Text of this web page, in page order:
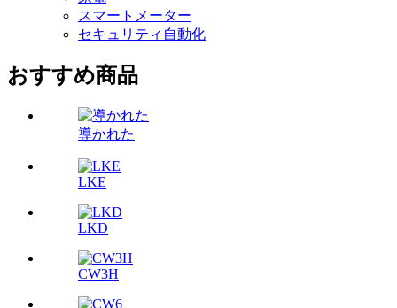
スマートメーター
セキュリティ自動化
おすすめ商品
導かれた
LKE
LKD
CW3H